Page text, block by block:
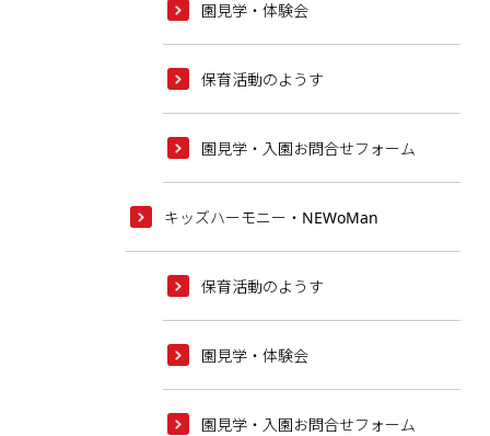
園見学・体験会
保育活動のようす
園見学・入園お問合せフォーム
キッズハーモニー・NEWoMan
保育活動のようす
園見学・体験会
園見学・入園お問合せフォーム